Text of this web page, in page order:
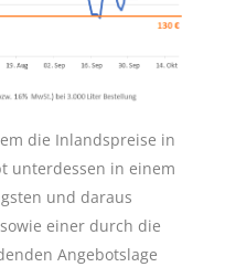
die Inlandspreise in
unterdessen in einem
und daraus
einer durch die
Angebotslage